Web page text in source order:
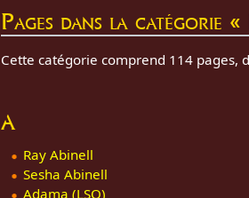
Pages dans la catégorie «
Cette catégorie comprend 114 pages,
A
Ray Abinell
Sesha Abinell
Adama (LSO)